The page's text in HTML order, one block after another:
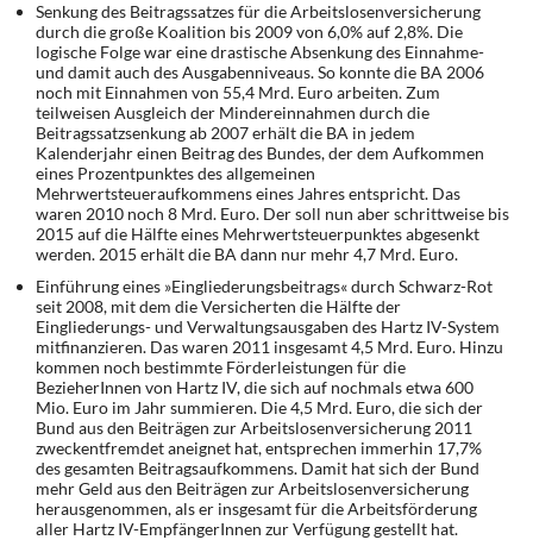
Senkung des Beitragssatzes für die Arbeitslosenversicherung
durch die große Koalition bis 2009 von 6,0% auf 2,8%. Die
logische Folge war eine drastische Absenkung des Einnahme-
und damit auch des Ausgabenniveaus. So konnte die BA 2006
noch mit Einnahmen von 55,4 Mrd. Euro arbeiten. Zum
teilweisen Ausgleich der Mindereinnahmen durch die
Beitragssatzsenkung ab 2007 erhält die BA in jedem
Kalenderjahr einen Beitrag des Bundes, der dem Aufkommen
eines Prozentpunktes des allgemeinen
Mehrwertsteueraufkommens eines Jahres entspricht. Das
waren 2010 noch 8 Mrd. Euro. Der soll nun aber schrittweise bis
2015 auf die Hälfte eines Mehrwertsteuerpunktes abgesenkt
werden. 2015 erhält die BA dann nur mehr 4,7 Mrd. Euro.
Einführung eines »Eingliederungsbeitrags« durch Schwarz-Rot
seit 2008, mit dem die Versicherten die Hälfte der
Eingliederungs- und Verwaltungsausgaben des Hartz IV-System
mitfinanzieren. Das waren 2011 insgesamt 4,5 Mrd. Euro. Hinzu
kommen noch bestimmte Förderleistungen für die
BezieherInnen von Hartz IV, die sich auf nochmals etwa 600
Mio. Euro im Jahr summieren. Die 4,5 Mrd. Euro, die sich der
Bund aus den Beiträgen zur Arbeitslosenversicherung 2011
zweckentfremdet aneignet hat, entsprechen immerhin 17,7%
des gesamten Beitragsaufkommens. Damit hat sich der Bund
mehr Geld aus den Beiträgen zur Arbeitslosenversicherung
herausgenommen, als er insgesamt für die Arbeitsförderung
aller Hartz IV-EmpfängerInnen zur Verfügung gestellt hat.